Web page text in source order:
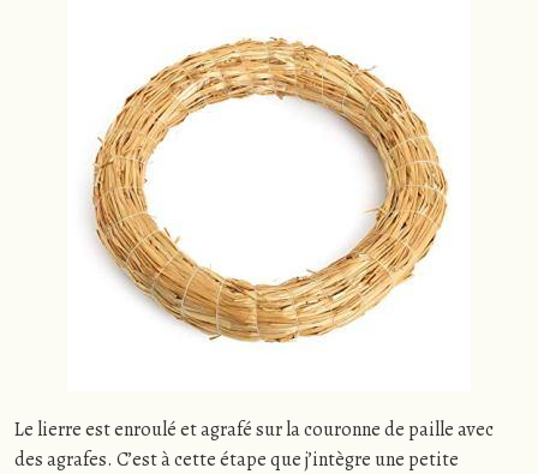
Le lierre est enroulé et agrafé sur la couronne de paille avec
des agrafes. C’est à cette étape que j’intègre une petite